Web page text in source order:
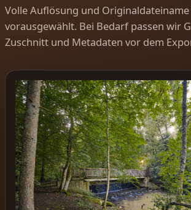
Volle Auflösung und
vorausgewählt. Bei Bedarf passen wir
Zuschnitt und Metadaten vor dem